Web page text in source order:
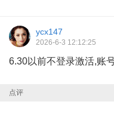
ycx147
2026-6-3 12:12:25
6.30以前不登录激活,账
点评